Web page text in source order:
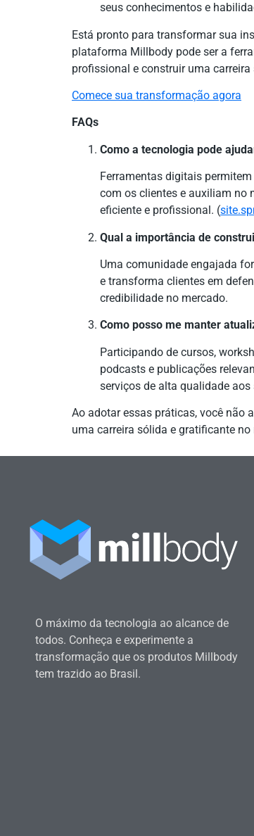
seus conhecimentos e
Está pronto para transformar sua
plataforma Millbody pode ser a
profissional e construir uma
Comece sua transformação agora
FAQs
Como a tecnologia pode
Ferramentas digitais
com os clientes e auxiliam no
eficiente e profissional. (
Qual a importância de
Uma comunidade engajada
e transforma clientes em
credibilidade no mercado.
Como posso me manter
Participando de cursos,
podcasts e publicações
serviços de alta qualidade aos
Ao adotar essas práticas, você não
uma carreira sólida e gratificante
O máximo da tecnologia ao alcance de
todos. Conheça e experimente a
transformação que os produtos Millbody
tem trazido ao Brasil.